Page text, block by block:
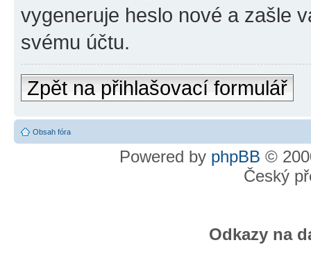
vygeneruje heslo nové a zašle
svému účtu.
Zpět na přihlašovací formulář
Obsah fóra
Powered by phpBB ©
Český
Odkazy na